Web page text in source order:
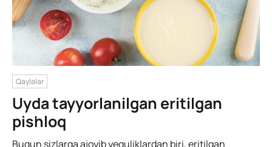
Qaylalar
Uyda tayyorlanilgan eritilgan
pishloq
Bugun sizlarga ajoyib yeguliklardan biri, eritilgan